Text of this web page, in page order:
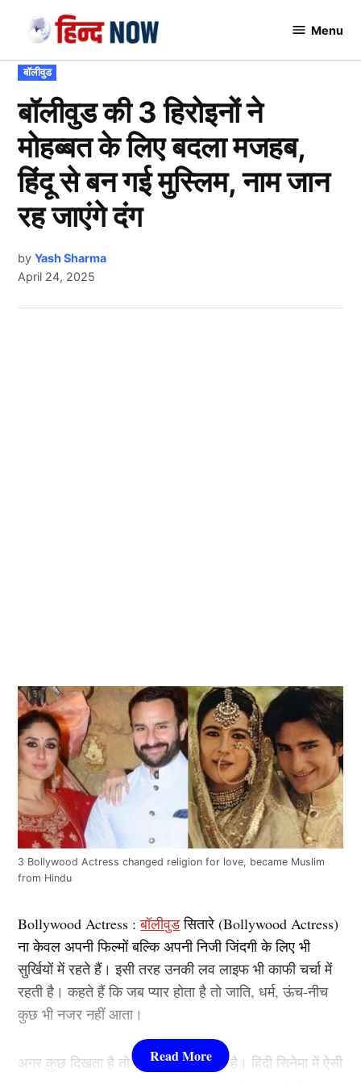
content
Menu
POSTED
IN
बॉलीवुड
बॉलीवुड की 3 हिरोइनों ने
मोहब्बत के लिए बदला मजहब,
हिंदू से बन गई मुस्लिम, नाम जान
रह जाएंगे दंग
by Yash Sharma
April 24, 2025
3 Bollywood Actress changed religion for love, became Muslim
from Hindu
Bollywood Actress :बॉलीवुडसितारे (Bollywood Actress)
ना केवल अपनी फिल्मों बल्कि अपनी निजी जिंदगी के लिए भी
सुर्खियों में रहते हैं। इसी तरह उनकी लव लाइफ भी काफी चर्चा में
रहती है। कहते हैं कि जब प्यार होता है तो जाति, धर्म, ऊंच-नीच
कुछ भी नजर नहीं आता।
अगर कुछ दिखता है तो वह सिर्फ प्यार होता है। हिंदी सिनेमा में ऐसी